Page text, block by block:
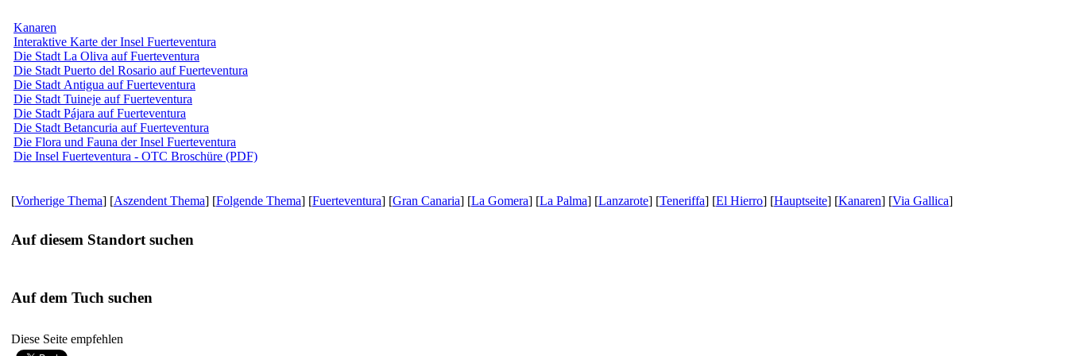
Kanaren
Interaktive Karte der Insel Fuerteventura
Die Stadt La Oliva auf Fuerteventura
Die Stadt Puerto del Rosario auf Fuerteventura
Die Stadt Antigua auf Fuerteventura
Die Stadt Tuineje auf Fuerteventura
Die Stadt Pájara auf Fuerteventura
Die Stadt Betancuria auf Fuerteventura
Die Flora und Fauna der Insel Fuerteventura
Die Insel Fuerteventura - OTC Broschüre (PDF)
[Vorherige Thema] [Aszendent Thema] [Folgende Thema] [Fuerteventura] [Gran Canaria] [La Gomera] [La Palma] [Lanzarote] [Teneriffa] [El Hierro] [Hauptseite] [Kanaren] [Via Gallica]
Auf diesem Standort suchen
Auf dem Tuch suchen
Diese Seite empfehlen